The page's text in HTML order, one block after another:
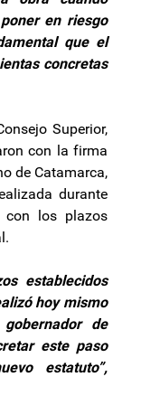
en riesgo
que el
concretas
Superior,
con la firma
de Catamarca,
durante
con los plazos
establecidos
hoy mismo
de
este paso
estatuto”,